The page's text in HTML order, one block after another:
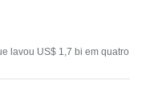
lavou US$ 1,7 bi em quatro